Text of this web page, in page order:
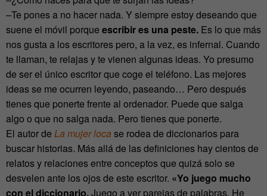
–Te pones a no hacer nada. Y siempre estoy deseando que
suene el móvil porque escribir es una peste. Es lo que más
nos gusta a los escritores pero, a la vez, es infernal. Cuando
te llaman, te relajas y te vienen algunas ideas. Yo presumo
de ser el único escritor que coge el teléfono. Las mejores
ideas se me ocurren leyendo, paseando… Pero después
tienes que ponerte frente al ordenador. Puede que salga
algo o que no salga nada. Pero tienes que ponerte.
El autor de La mujer loca se rodea de diccionarios para
buscar historias. Más allá de las definiciones hay cientos de
relatos y relaciones entre conceptos que quizá solo se
desvelen ante los ojos de este escritor. «Yo juego mucho
con el diccionario.Juego a ver parejas de palabras. He